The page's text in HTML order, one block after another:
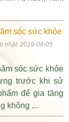
sóc sức khỏe
nhật: 2019-04-05
sóc sức khỏe
trước khi sử
để gia tăng
không ...